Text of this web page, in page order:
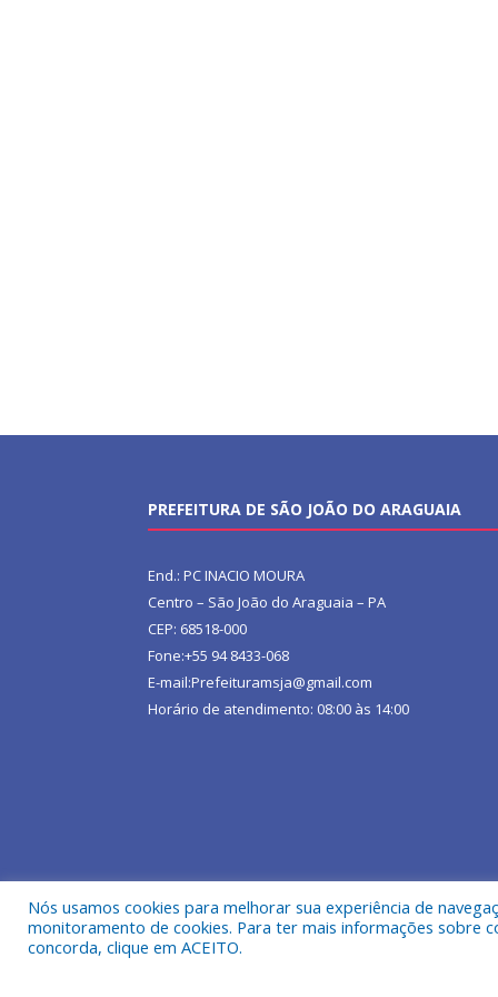
PREFEITURA DE SÃO JOÃO DO ARAGUAIA
End.: PC INACIO MOURA
Centro – São João do Araguaia – PA
CEP: 68518-000
Fone:+55 94 8433-068
E-mail:Prefeituramsja@gmail.com
Horário de atendimento: 08:00 às 14:00
Nós usamos cookies para melhorar sua experiência de
monitoramento de cookies. Para ter mais informações sobre
concorda, clique em ACEITO.